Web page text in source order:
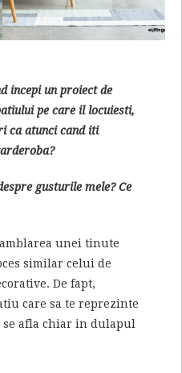
incepi un proiect de
pe care il locuiesti,
ca atunci cand iti
gusturile mele? Ce
unei tinute
similar celui de
De fapt,
care sa te reprezinte
se afla chiar in dulapul